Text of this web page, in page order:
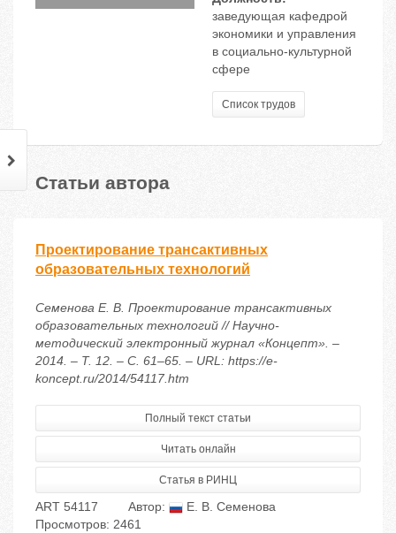
заведующая кафедрой
экономики и управления
в социально-культурной
сфере
Список трудов
Статьи автора
Проектирование трансактивных
образовательных технологий
Семенова Е. В. Проектирование трансактивных
образовательных технологий // Научно-
методический электронный журнал «Концепт». –
2014. – Т. 12. – С. 61–65. – URL: https://e-
koncept.ru/2014/54117.htm
Полный текст статьи
Читать онлайн
Статья в РИНЦ
ART 54117 Автор:
Е. В. Семенова
Просмотров: 2461